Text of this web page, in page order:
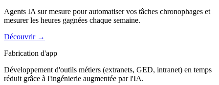
Agents IA sur mesure pour automatiser vos tâches chronophages et
mesurer les heures gagnées chaque semaine.
Découvrir →
Fabrication d'app
Développement d'outils métiers (extranets, GED, intranet) en temps
réduit grâce à l'ingénierie augmentée par l'IA.